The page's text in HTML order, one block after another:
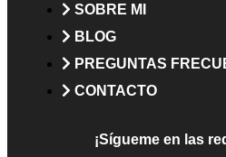
SOBRE MI
BLOG
PREGUNTAS
CONTACTO
¡Sígueme en las